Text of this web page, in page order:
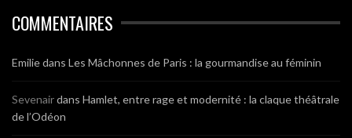
COMMENTAIRES
Emiliedans Les Mâchonnes de Paris : la gourmandise au féminin
Sevenairdans Hamlet, entre rage et modernité : la claque théâtrale
de l’Odéon